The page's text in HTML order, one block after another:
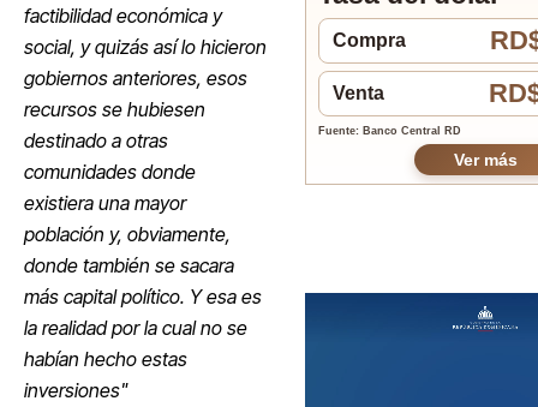
factibilidad económica y
social, y quizás así lo hicieron
gobiernos anteriores, esos
recursos se hubiesen
destinado a otras
comunidades donde
existiera una mayor
población y, obviamente,
donde también se sacara
más capital político. Y esa es
la realidad por la cual no se
habían hecho estas
inversiones"
Compra
Venta
Fuente: Banco Central RD
Ver más